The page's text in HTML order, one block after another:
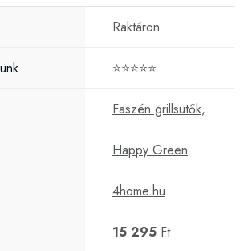
Raktáron
⭐⭐⭐⭐⭐
Faszén grillsütők,
Happy Green
4home.hu
15 295 Ft